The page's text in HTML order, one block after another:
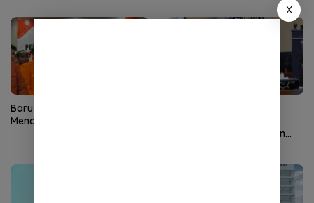
Baru Satu Kandidat
Mendaftar di Kongres II PNA
Tegakkan Hukum dengan
X